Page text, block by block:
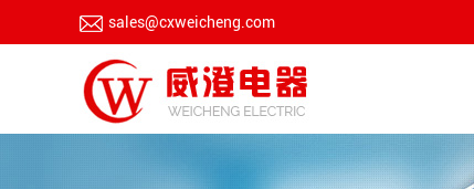
sales@cxweicheng.com